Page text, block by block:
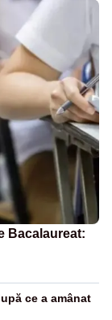
Bacalaureat:
ce a amânat